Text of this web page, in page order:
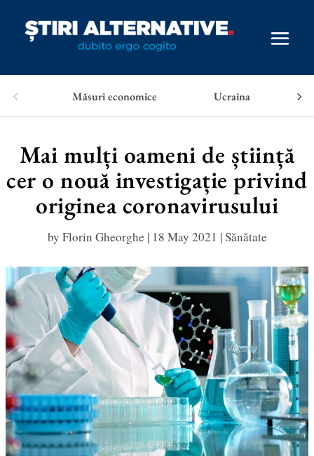
Măsuri economice Ucraina
Mai mulți oameni de știință
cer o nouă investigație privind
originea coronavirusului
by Florin Gheorghe | 18 May 2021 |Sănătate